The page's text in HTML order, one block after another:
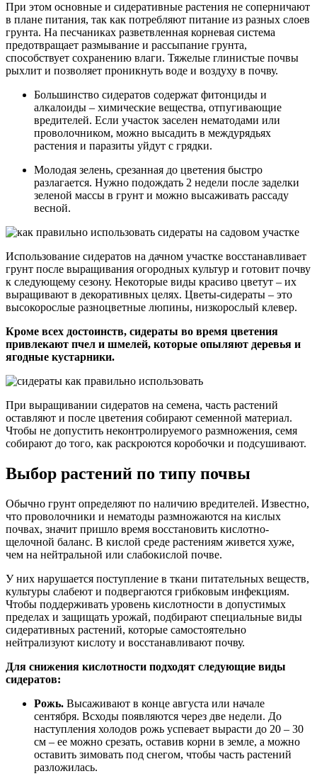
При этом основные и сидеративные растения не соперничают
в плане питания, так как потребляют питание из разных слоев
грунта. На песчаниках разветвленная корневая система
предотвращает размывание и рассыпание грунта,
способствует сохранению влаги. Тяжелые глинистые почвы
рыхлит и позволяет проникнуть воде и воздуху в почву.
Большинство сидератов содержат фитонциды и
алкалоиды – химические вещества, отпугивающие
вредителей. Если участок заселен нематодами или
проволочником, можно высадить в междурядьях
растения и паразиты уйдут с грядки.
Молодая зелень, срезанная до цветения быстро
разлагается. Нужно подождать 2 недели после заделки
зеленой массы в грунт и можно высаживать рассаду
весной.
Использование сидератов на дачном участке восстанавливает
грунт после выращивания огородных культур и готовит почву
к следующему сезону. Некоторые виды красиво цветут – их
выращивают в декоративных целях. Цветы-сидераты – это
высокорослые разноцветные люпины, низкорослый клевер.
Кроме всех достоинств, сидераты во время цветения
привлекают пчел и шмелей, которые опыляют деревья и
ягодные кустарники.
При выращивании сидератов на семена, часть растений
оставляют и после цветения собирают семенной материал.
Чтобы не допустить неконтролируемого размножения, семя
собирают до того, как раскроются коробочки и подсушивают.
Выбор растений по типу почвы
Обычно грунт определяют по наличию вредителей. Известно,
что проволочники и нематоды размножаются на кислых
почвах, значит пришло время восстановить кислотно-
щелочной баланс. В кислой среде растениям живется хуже,
чем на нейтральной или слабокислой почве.
У них нарушается поступление в ткани питательных веществ,
культуры слабеют и подвергаются грибковым инфекциям.
Чтобы поддерживать уровень кислотности в допустимых
пределах и защищать урожай, подбирают специальные виды
сидеративных растений, которые самостоятельно
нейтрализуют кислоту и восстанавливают почву.
Для снижения кислотности подходят следующие виды
сидератов:
Рожь. Высаживают в конце августа или начале
сентября. Всходы появляются через две недели. До
наступления холодов рожь успевает вырасти до 20 – 30
см – ее можно срезать, оставив корни в земле, а можно
оставить зимовать под снегом, чтобы часть растений
разложилась.